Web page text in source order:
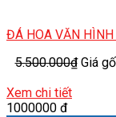
ĐÁ HOA VĂN
5.500.000₫ Giá
Xem chi tiết
1000000 đ